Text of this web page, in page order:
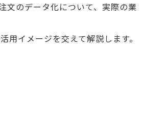
文のデータ化について、実際の業
イメージを交えて解説します。